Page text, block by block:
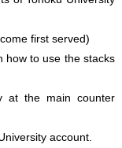
first served)
how to use the stacks
at the main counter
account.